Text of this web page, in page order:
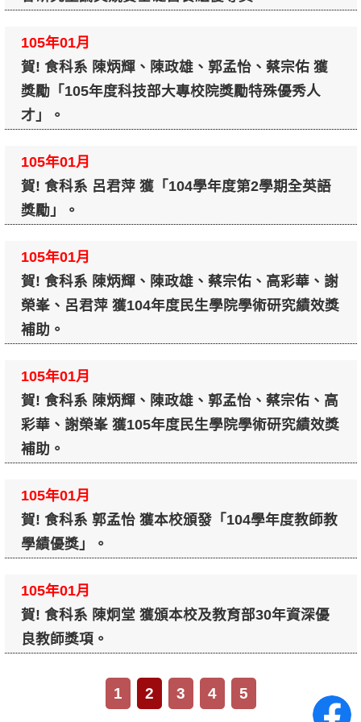
105年01月
賀! 食科系 陳炳輝、陳政雄、郭孟怡、蔡宗佑 獲
獎勵「105年度科技部大專校院獎勵特殊優秀人
才」。
105年01月
賀! 食科系 呂君萍 獲「104學年度第2學期全英語
獎勵」。
105年01月
賀! 食科系 陳炳輝、陳政雄、蔡宗佑、高彩華、謝
榮峯、呂君萍 獲104年度民生學院學術研究績效獎
補助。
105年01月
賀! 食科系 陳炳輝、陳政雄、郭孟怡、蔡宗佑、高
彩華、謝榮峯 獲105年度民生學院學術研究績效獎
補助。
105年01月
賀! 食科系 郭孟怡 獲本校頒發「104學年度教師教
學績優獎」。
105年01月
賀! 食科系 陳炯堂 獲頒本校及教育部30年資深優
良教師獎項。
1 2 3 4 5